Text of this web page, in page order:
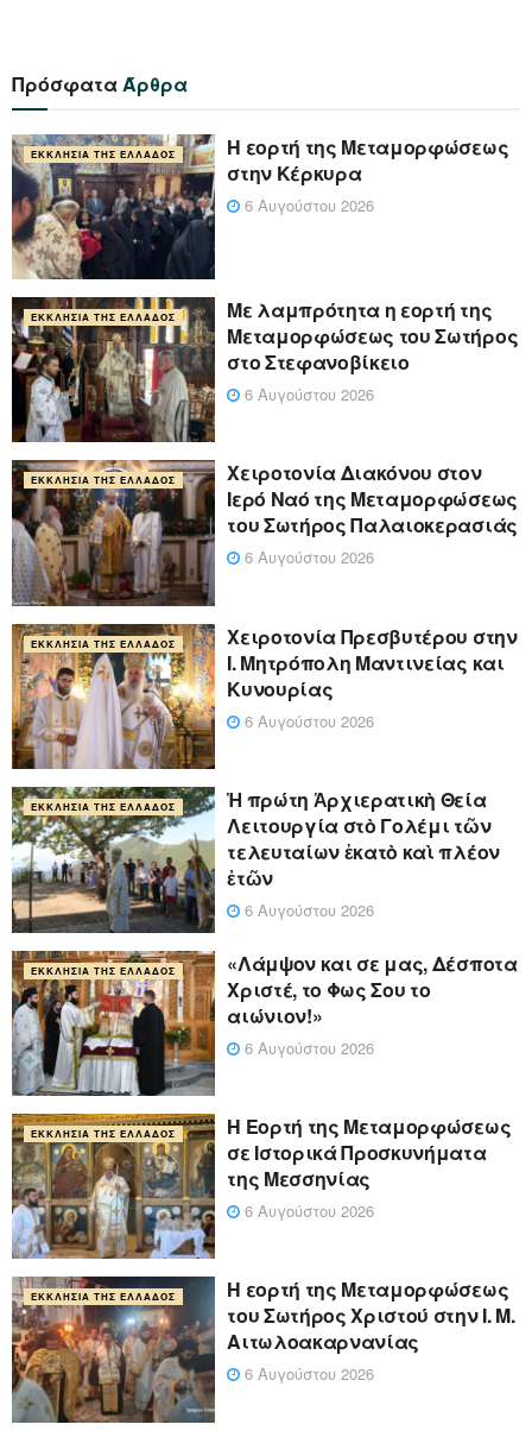
ΠρόσφαταΆρθρα
ΕΚΚΛΗΣΊΑ ΤΗΣ ΕΛΛΆΔΟΣ
Η εορτή της Μεταμορφώσεως
στην Κέρκυρα
6 Αυγούστου 2026
ΕΚΚΛΗΣΊΑ ΤΗΣ ΕΛΛΆΔΟΣ
Με λαμπρότητα η εορτή της
Μεταμορφώσεως του Σωτήρος
στο Στεφανοβίκειο
6 Αυγούστου 2026
ΕΚΚΛΗΣΊΑ ΤΗΣ ΕΛΛΆΔΟΣ
Χειροτονία Διακόνου στον
Ιερό Ναό της Μεταμορφώσεως
του Σωτήρος Παλαιοκερασιάς
6 Αυγούστου 2026
ΕΚΚΛΗΣΊΑ ΤΗΣ ΕΛΛΆΔΟΣ
Xειροτονία Πρεσβυτέρου στην
Ι. Μητρόπολη Μαντινείας και
Κυνουρίας
6 Αυγούστου 2026
ΕΚΚΛΗΣΊΑ ΤΗΣ ΕΛΛΆΔΟΣ
Ἡ πρώτη Ἀρχιερατικὴ Θεία
Λειτουργία στὸ Γολέμι τῶν
τελευταίων ἑκατὸ καὶ πλέον
ἐτῶν
6 Αυγούστου 2026
ΕΚΚΛΗΣΊΑ ΤΗΣ ΕΛΛΆΔΟΣ
«Λάμψον και σε μας, Δέσποτα
Χριστέ, το Φως Σου το
αιώνιον!»
6 Αυγούστου 2026
ΕΚΚΛΗΣΊΑ ΤΗΣ ΕΛΛΆΔΟΣ
Η Εορτή της Μεταμορφώσεως
σε Ιστορικά Προσκυνήματα
της Μεσσηνίας
6 Αυγούστου 2026
ΕΚΚΛΗΣΊΑ ΤΗΣ ΕΛΛΆΔΟΣ
Η εορτή της Μεταμορφώσεως
του Σωτήρος Χριστού στην Ι. Μ.
Αιτωλοακαρνανίας
6 Αυγούστου 2026